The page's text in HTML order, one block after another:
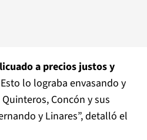
a precios justos y
Esto lo lograba envasando y
Concón y sus
y Linares”, detalló el